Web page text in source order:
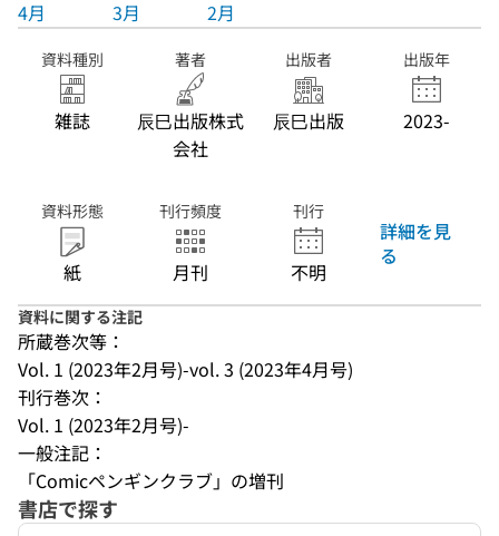
4月
3月
2月
資料種別
雑誌
著者
辰巳出版株式
会社
出版者
辰巳出版
出版年
2023-
資料形態
紙
刊行頻度
月刊
刊行
不明
詳細を見
る
資料に関する注記
所蔵巻次等：
Vol. 1 (2023年2月号)-vol. 3 (2023年4月号)
刊行巻次：
Vol. 1 (2023年2月号)-
一般注記：
「Comicペンギンクラブ」の増刊
書店で探す